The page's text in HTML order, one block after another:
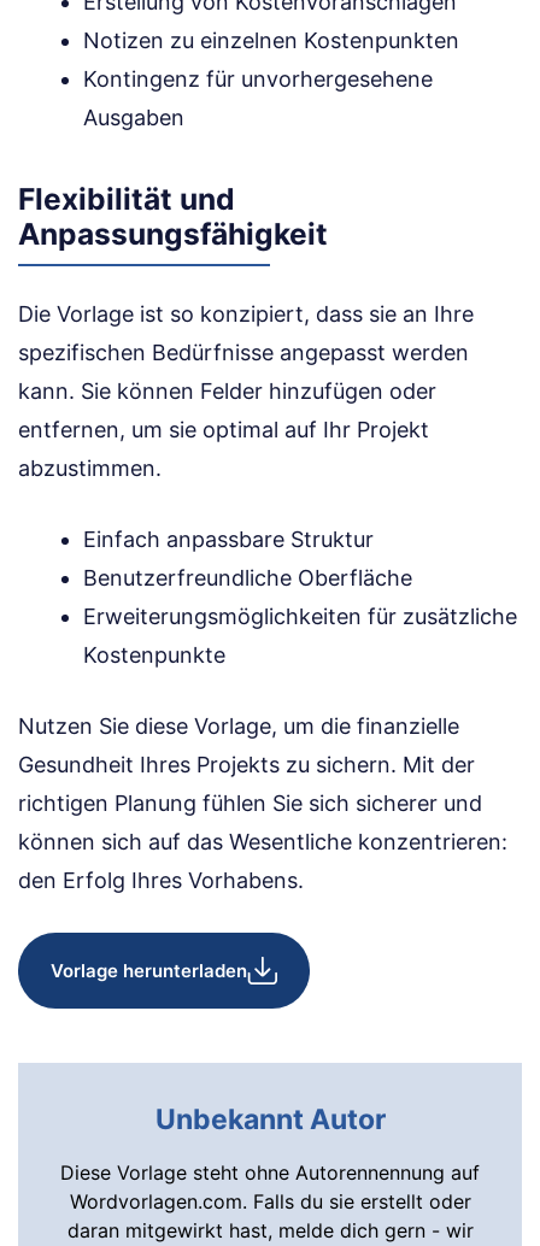
Notizen zu einzelnen Kostenpunkten
Kontingenz für unvorhergesehene
Ausgaben
Flexibilität und
Anpassungsfähigkeit
Die Vorlage ist so konzipiert, dass sie an Ihre
spezifischen Bedürfnisse angepasst werden
kann. Sie können Felder hinzufügen oder
entfernen, um sie optimal auf Ihr Projekt
abzustimmen.
Einfach anpassbare Struktur
Benutzerfreundliche Oberfläche
Erweiterungsmöglichkeiten für zusätzliche
Kostenpunkte
Nutzen Sie diese Vorlage, um die finanzielle
Gesundheit Ihres Projekts zu sichern. Mit der
richtigen Planung fühlen Sie sich sicherer und
können sich auf das Wesentliche konzentrieren:
den Erfolg Ihres Vorhabens.
Vorlage herunterladen
Unbekannt Autor
Diese Vorlage steht ohne Autorennennung auf
Wordvorlagen.com. Falls du sie erstellt oder
daran mitgewirkt hast, melde dich gern - wir